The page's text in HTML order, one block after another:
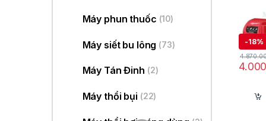
-18%
Máy phun thuốc (10)
Máy siết bu lông (73)
Máy Tán Đinh (2)
Máy thổi bụi (22)